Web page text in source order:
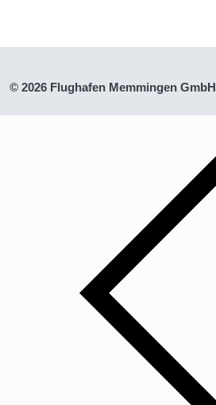
© 2026 Flughafen Memmingen GmbH